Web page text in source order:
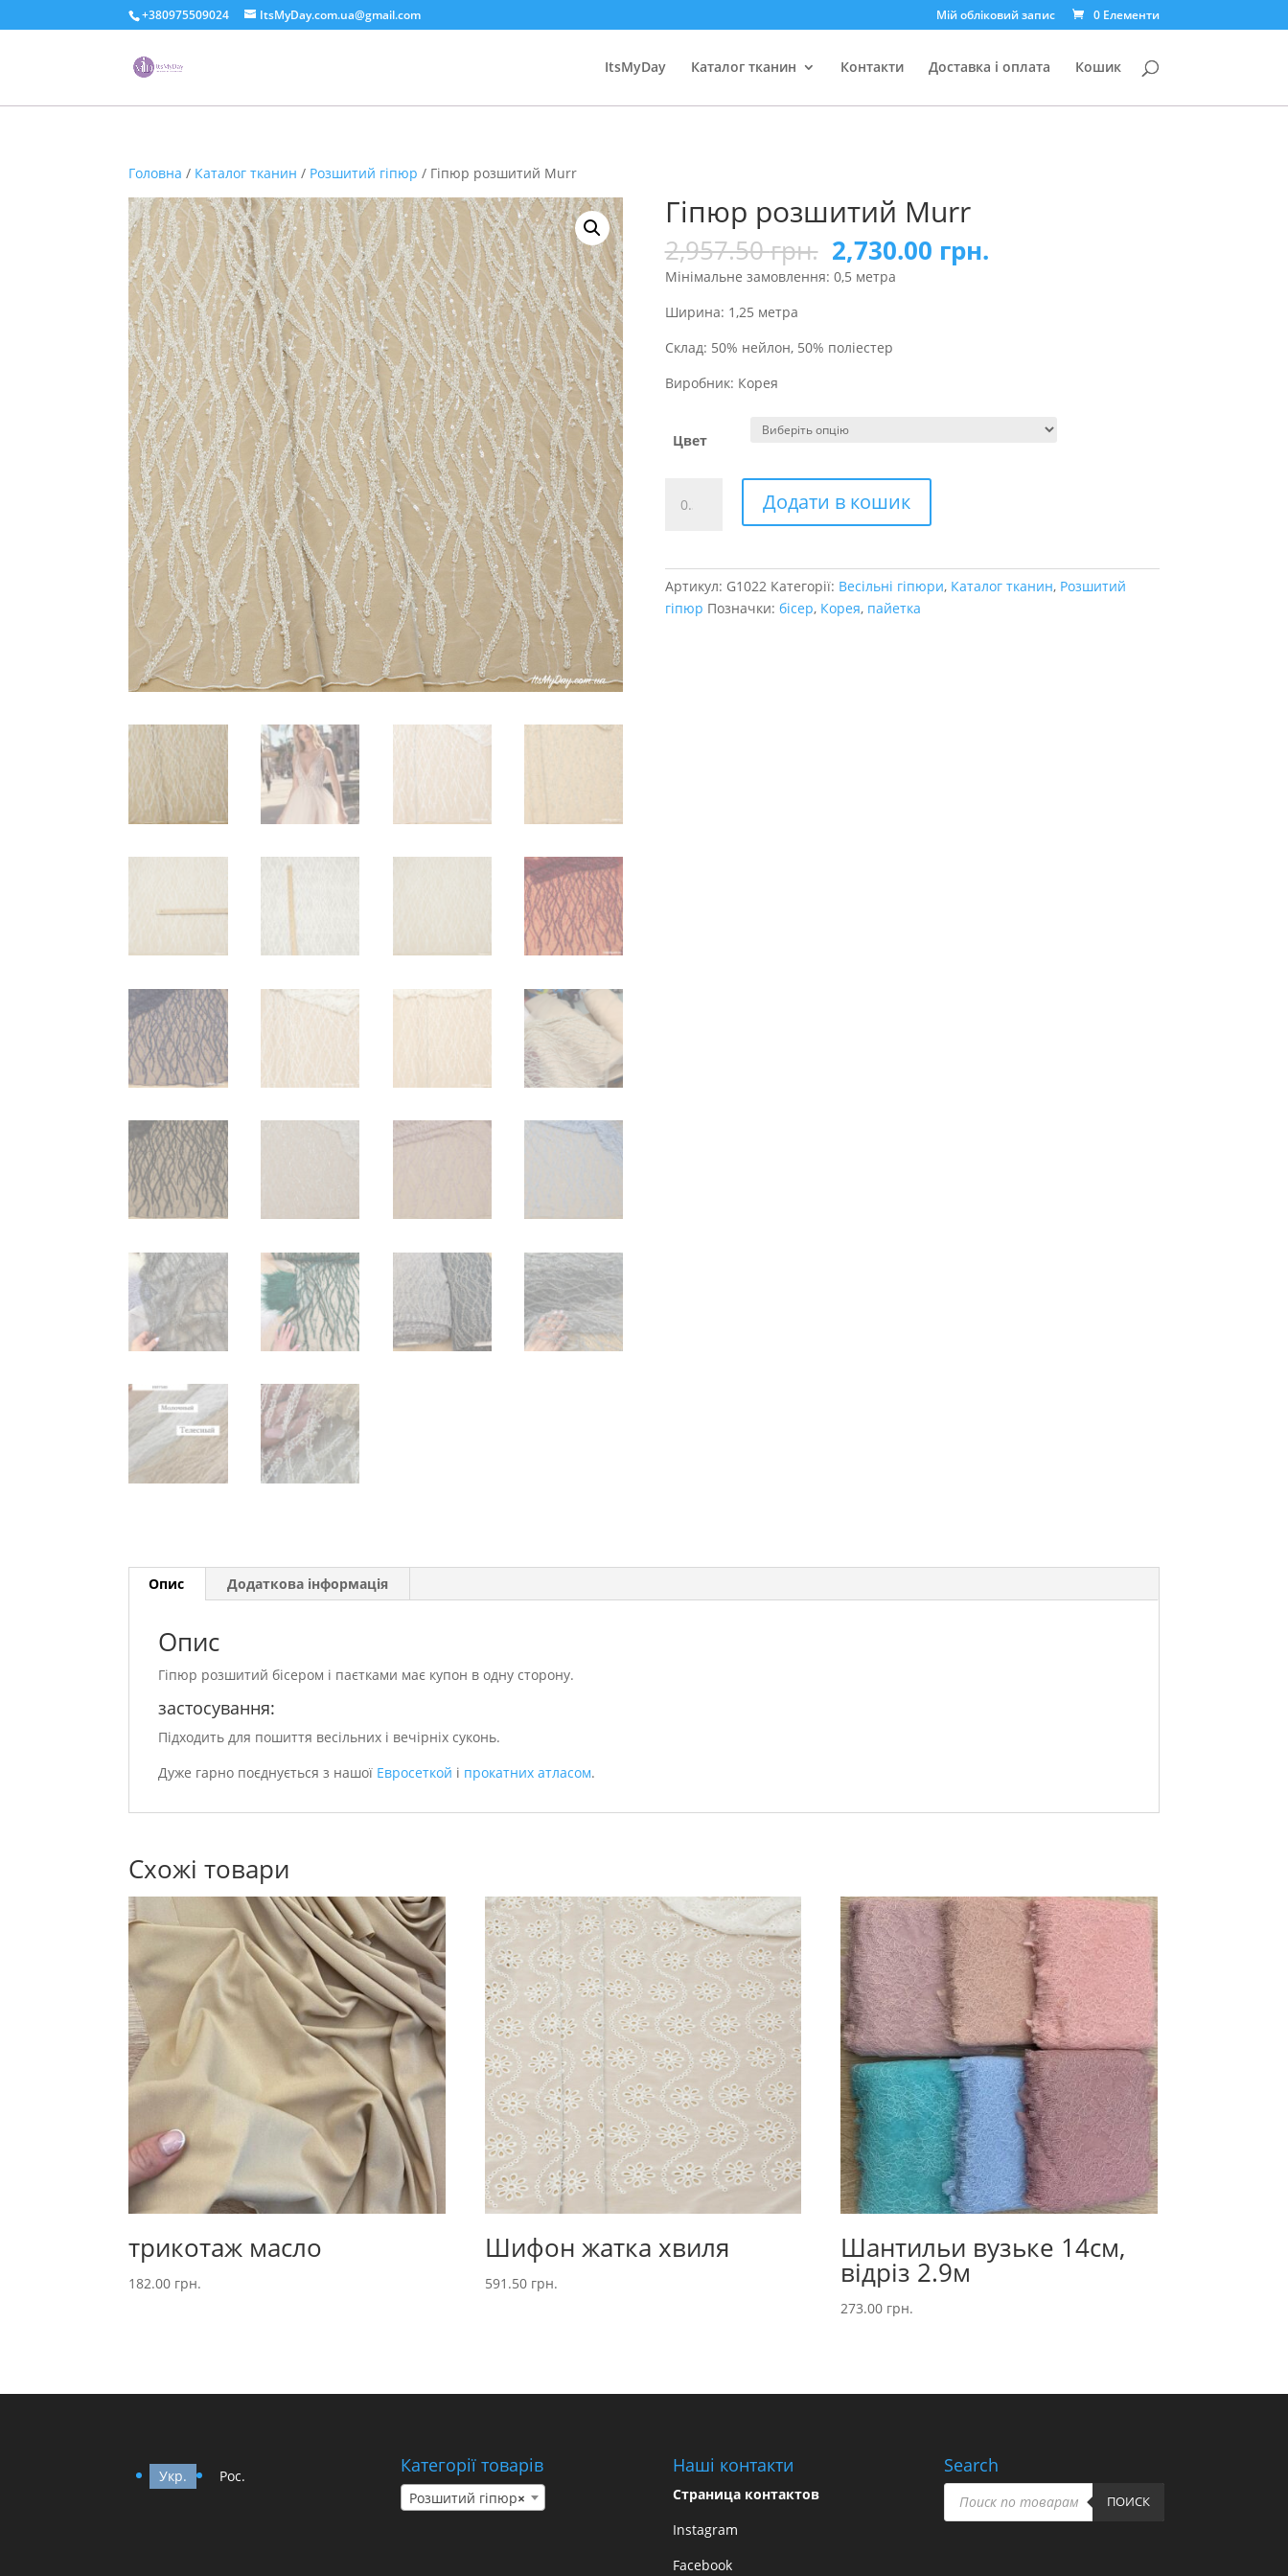
+380975509024 ItsMyDay.com.ua@gmail.com Мій обліковий запис 0 Елементи
ItsMyDay Каталог тканин Контакти Доставка і оплата Кошик
Головна / Каталог тканин / Розшитий гіпюр / Гіпюр розшитий Murr
Гіпюр розшитий Murr
2,957.50грн. 2,730.00 грн.
Мінімальне замовлення: 0,5 метра
Ширина: 1,25 метра
Склад: 50% нейлон, 50% поліестер
Виробник: Корея
Цвет
розшитий
Додати в кошик
Артикул: G1022 Категорії: Весільні гіпюри, Каталог тканин, Розшитий
гіпюр Позначки: бісер, Корея, пайетка
Опис Додаткова інформація
Опис
Гіпюр розшитий бісером і паєтками має купон в одну сторону.
застосування:
Підходить для пошиття весільних і вечірніх суконь.
Дуже гарно поєднується з нашої Евросеткой і прокатних атласом.
Схожі товари
трикотаж масло
182.00 грн.
Шифон жатка хвиля
591.50 грн.
Шантильи вузьке 14см,
відріз 2.9м
273.00 грн.
Укр. Рос. Категорії товарів
×
Розшитий гіпюр
Наші контакти
Страница контактов
Instagram
Facebook
Search
Пошук
товарів ПОИСК